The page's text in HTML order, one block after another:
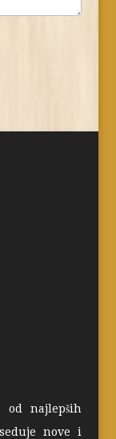
najlepših
nove i